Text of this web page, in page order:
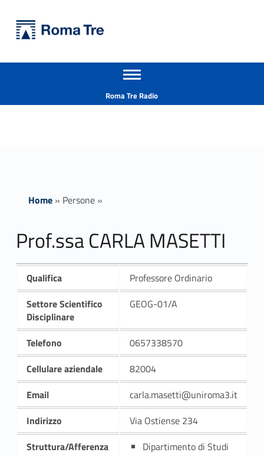
Prof.ssa CARLA MASETTI insegnamenti - Università Roma Tre
Apri il menu secondario
Roma Tre Radio
Home» Persone»
Prof.ssa CARLA MASETTI
Qualifica
Professore Ordinario
Settore Scientifico
Disciplinare
GEOG-01/A
Telefono
0657338570
Cellulare aziendale
82004
Email
carla.masetti@uniroma3.it
Indirizzo
Via Ostiense 234
Struttura/Afferenza
Dipartimento di Studi